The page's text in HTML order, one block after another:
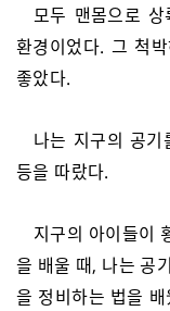
모두 맨몸으로
환경이었다. 그 척
좋았다.
나는 지구의 공
등을 따랐다.
지구의 아이들이
을 배울 때, 나는 공
을 정비하는 법을